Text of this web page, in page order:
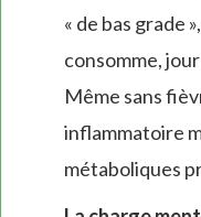
« de bas grade
consomme,
Même sans
inflammatoire
métaboliques